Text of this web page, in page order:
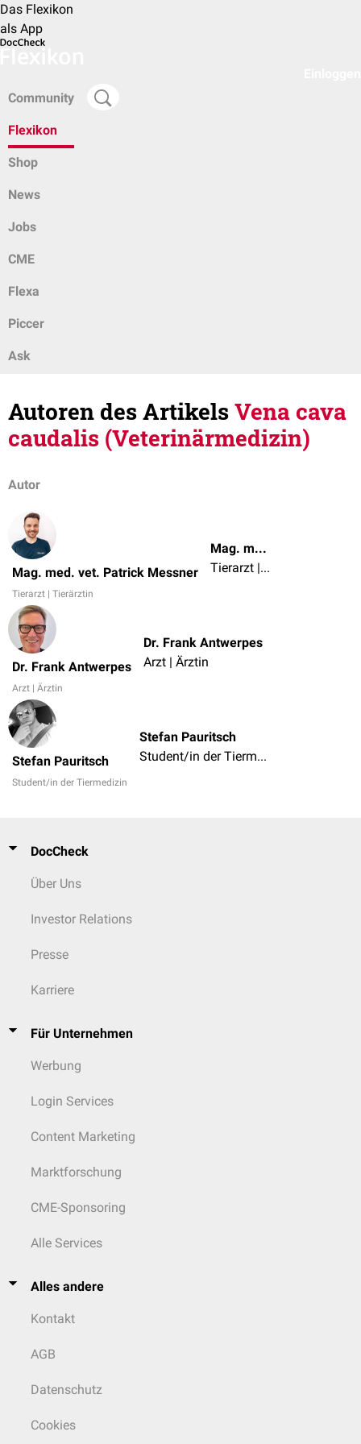
Das Flexikon
als App
Community
Flexikon
Shop
News
Jobs
CME
Flexa
Piccer
Ask
Autoren des ArtikelsVena cava
caudalis (Veterinärmedizin)
Autor
Mag. med. vet. Patrick Messner
Tierarzt | Tierärztin
Mag. med. vet. Patrick Messner
Tierarzt | Tierärztin
Dr. Frank Antwerpes
Arzt | Ärztin
Dr. Frank Antwerpes
Arzt | Ärztin
Stefan Pauritsch
Student/in der Tiermedizin
Stefan Pauritsch
Student/in der Tiermedizin
DocCheck
Über Uns
Investor Relations
Presse
Karriere
Für Unternehmen
Werbung
Login Services
Content Marketing
Marktforschung
CME-Sponsoring
Alle Services
Alles andere
Kontakt
AGB
Datenschutz
Cookies